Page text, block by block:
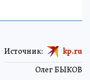
Олег БЫКОВ
Источник: kp.ru